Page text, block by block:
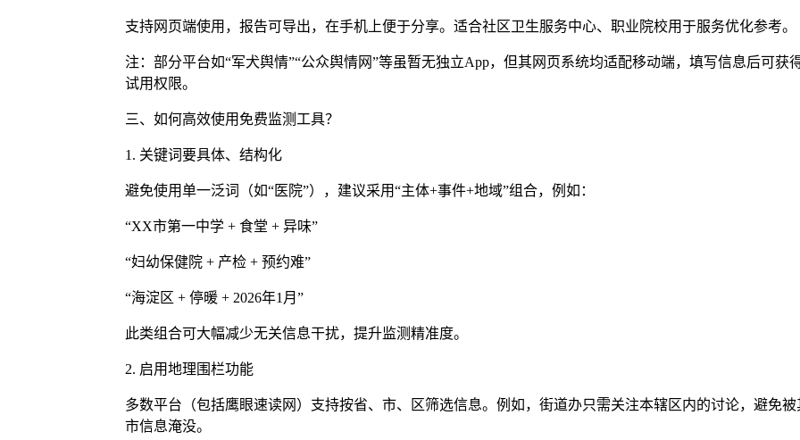
支持网页端使用，报告可导出，在手机上便于分享。适合社区卫生服务中心、职业院校用于服务优化参考。
注：部分平台如“军犬舆情”“公众舆情网”等虽暂无独立App，但其网页系统均适配移动端，填写信息后可获
试用权限。
三、如何高效使用免费监测工具？
1. 关键词要具体、结构化
避免使用单一泛词（如“医院”），建议采用“主体+事件+地域”组合，例如：
“XX市第一中学 + 食堂 + 异味”
“妇幼保健院 + 产检 + 预约难”
“海淀区 + 停暖 + 2026年1月”
此类组合可大幅减少无关信息干扰，提升监测精准度。
2. 启用地理围栏功能
多数平台（包括鹰眼速读网）支持按省、市、区筛选信息。例如，街道办只需关注本辖区内的讨论，避免被
市信息淹没。